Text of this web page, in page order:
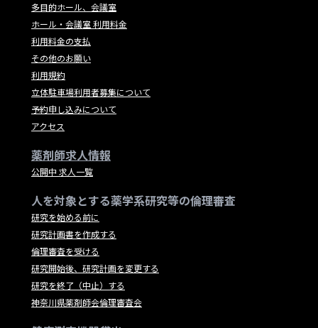
多目的ホール、会議室
ホール・会議室 利用料金
利用料金の支払
その他のお願い
利用規約
立体駐車場利用者募集について
予約申し込みについて
アクセス
薬剤師求人情報
公開中 求人一覧
人を対象とする薬学系研究等の倫理審査
研究を始める前に
研究計画書を作成する
倫理審査を受ける
研究開始後、研究計画を変更する
研究を終了（中止）する
神奈川県薬剤師会倫理審査会